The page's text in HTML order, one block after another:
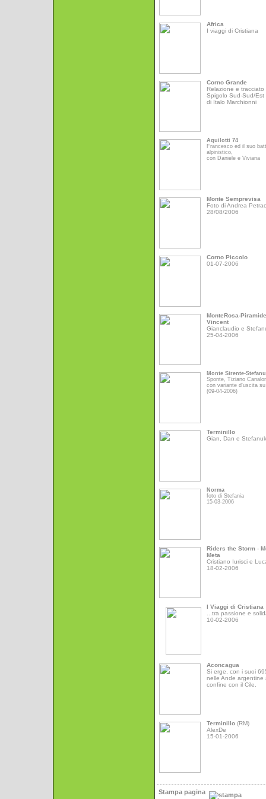
Africa
I viaggi di Cristiana
Corno Grande
Relazione e tracciato
Spigolo Sud-Sud/Est
di Italo Marchionni
Aquilotti 74
Francesco ed il suo
alpinistico,
con Daniele e Viviana
Monte Semprevisa
Foto di Andrea
28/08/2006
Corno Piccolo
01-07-2006
MonteRosa-Piramide
Vincent
Gianclaudio e
25-04-2006
Monte Sirente-
Sponte, Tiziano
con variante d'uscita
(09-04-2006)
Terminillo
Gian, Dan e Stefanuk
Norma
foto di Stefania
15-03-2006
Riders the Storm -
Meta
Cristiano Iurisci e
18-02-2006
I Viaggi di Cristiana
...tra passione e
10-02-2006
Aconcagua
Si erge, con i suoi
nelle Ande argentine
confine con il Cile.
Terminillo (RM)
AlexDe
15-01-2006
Stampa pagina